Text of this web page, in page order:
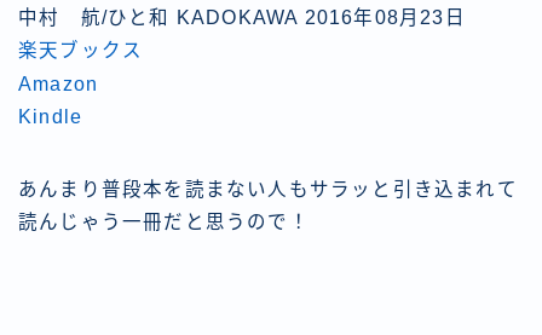
中村 航/ひと和 KADOKAWA 2016年08月23日
楽天ブックス
Amazon
Kindle
あんまり普段本を読まない人もサラッと引き込まれて
読んじゃう一冊だと思うので！